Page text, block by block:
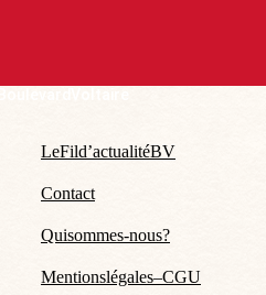
Le Fil d’actualité BV
Contact
Qui sommes-nous ?
Mentions légales – CGU